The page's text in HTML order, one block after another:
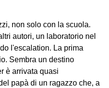
non solo con la scuola.
autori, un laboratorio nel
l'escalation. La prima
Sembra un destino
è arrivata quasi
papà di un ragazzo che, a